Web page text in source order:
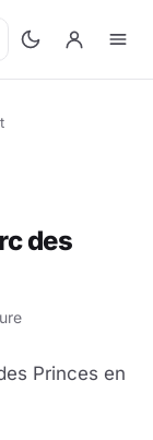
des
Princes en